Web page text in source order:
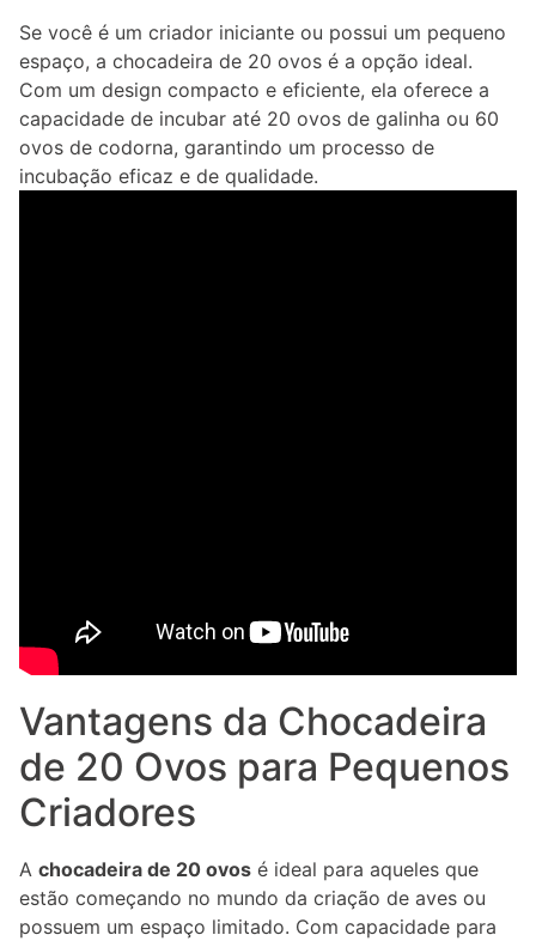
Se você é um criador iniciante ou possui um pequeno
espaço, a chocadeira de 20 ovos é a opção ideal.
Com um design compacto e eficiente, ela oferece a
capacidade de incubar até 20 ovos de galinha ou 60
ovos de codorna, garantindo um processo de
incubação eficaz e de qualidade.
Vantagens da Chocadeira
de 20 Ovos para Pequenos
Criadores
A chocadeira de 20 ovos é ideal para aqueles que
estão começando no mundo da criação de aves ou
possuem um espaço limitado. Com capacidade para